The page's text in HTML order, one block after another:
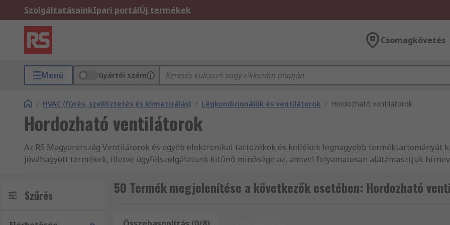
SzolgáltatásainkIpari portálÚj termékek
Csomagkövetés
Menü Gyártói szám
/ HVAC (fűtés, szellőztetés és klimatizálás) / Légkondicionálók és ventilátorok / Hordozható ventilátorok
Hordozható ventilátorok
Az RS Magyarország Ventilátorok és egyéb elektronikai tartozékok és kellékek legnagyobb terméktartományát
jóváhagyott termékek, illetve ügyfélszolgálatunk kitűnő minősége az, amivel folyamatosan alátámasztjuk
vagyunk. Weboldalunkon Asztali és hordozható ventilátorok rendkívül széles választékából válogathat és
adatokat. Összesen több mint 100 000 műszaki dokumentummal rendelkezünk és ezzel szeretnénk
forgalmazza, többek között HVAC (fűtés, szellőztetés és klimatizálás) és HVAC (fűtés, szellőztetés és
Szűrés 50 Termék megjelenítése a következők esetében: Hordozható